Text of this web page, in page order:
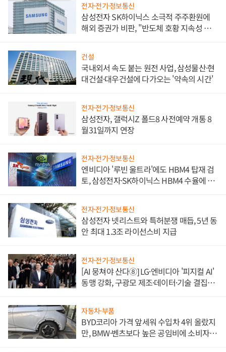
전자·전기·정보통신
삼성전자 SK하이닉스 소극적 주주환원에
해외 증권가 비판, "반도체 호황 지속성 의
건설
국내외서 속도 붙는 원전 사업, 삼성물산·현
대건설·대우건설에 다가오는 '약속의 시간'
전자·전기·정보통신
삼성전자, 갤럭시Z 폴드8 사전예약 개통 8
월31일까지 연장
전자·전기·정보통신
엔비디아 '루빈 울트라'에도 HBM4 탑재 검
토, 삼성전자·SK하이닉스 HBM4 수율에 주
전자·전기·정보통신
삼성전자 넷리스트와 특허분쟁 매듭, 5년 동
안 최대 1.3조 라이선스비 지급
전자·전기·정보통신
[AI 뭉쳐야 산다⑧] LG·엔비디아 '피지컬 AI'
동맹 강화, 구광모 제조·데이터·기술 결집
자동차·부품
BYD코리아 가격 앞세워 수입차 4위 올랐지
만, BMW·벤츠보다 높은 공임비에 소비자